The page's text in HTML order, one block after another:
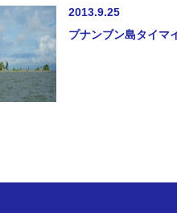
2013.9.25
プナンブン島タイマ